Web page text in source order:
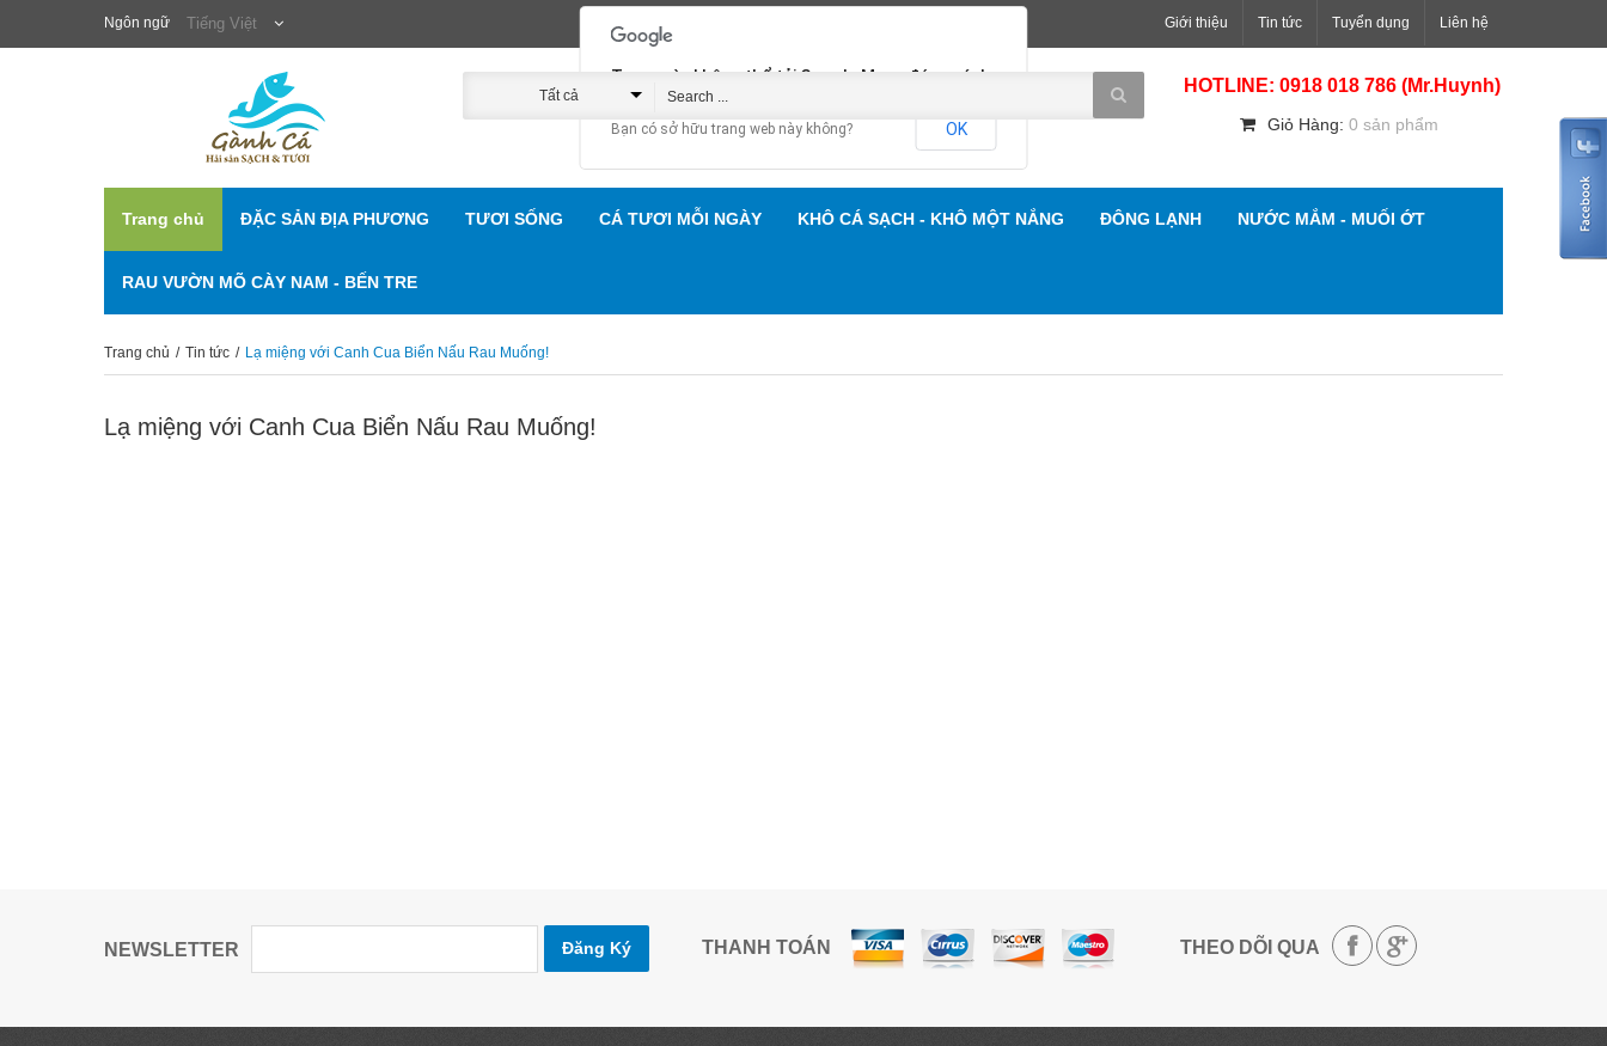
Ngôn ngữ Tiếng Việt Giới thiệu Tin tức Tuyển dụng Liên hệ
Tất cả
Hải Sản Gành Cá
HOTLINE: 0918 018 786 (Mr.Huynh)
Giỏ Hàng: 0 sản phẩm
Trang chủ ĐẶC SẢN ĐỊA PHƯƠNG TƯƠI SỐNG CÁ TƯƠI MỖI NGÀY KHÔ CÁ SẠCH - KHÔ MỘT NẮNG ĐÔNG LẠNH NƯỚC MẮM - MUỐI ỚT
RAU VƯỜN MÕ CÀY NAM - BẾN TRE
Trang chủ / Tin tức / Lạ miệng với Canh Cua Biển Nấu Rau Muống!
Lạ miệng với Canh Cua Biển Nấu Rau Muống!
NEWSLETTER Đăng Ký THANH TOÁN THEO DÕI QUA
Trang này không thể tải Google Maps đúng cách.
Bạn có sở hữu trang web này không? OK